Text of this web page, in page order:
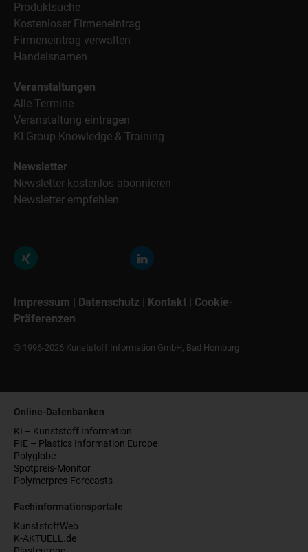
Produktsuche
Kostenloser Firmeneintrag
Firmeneintrag verwalten
Handelsnamen
Veranstaltungen
Alle Termine
Veranstaltung eintragen
KI Group Knowledge & Training
Newsletter
Newsletter kostenlos abonnieren
Newsletter empfehlen
Impressum | Datenschutz | Kontakt | Cookie-
Präferenzen
© 1996-2026 Kunststoff Information GmbH, Bad Homburg
Online-Datenbanken
KI – Kunststoff Information
PIE – Plastics Information Europe
Polyglobe
Spotpreis-Monitor
Polymerpres-Forecasts
Fachinformationsportale
KunststoffWeb
K-AKTUELL.de